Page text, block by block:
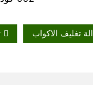
الة تغليف الاكواب